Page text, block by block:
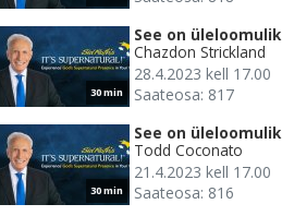
30 min
See on üleloomulik
Chazdon Strickland
28.4.2023 kell 17.00
Saateosa: 817
30 min
See on üleloomulik
Todd Coconato
21.4.2023 kell 17.00
Saateosa: 816